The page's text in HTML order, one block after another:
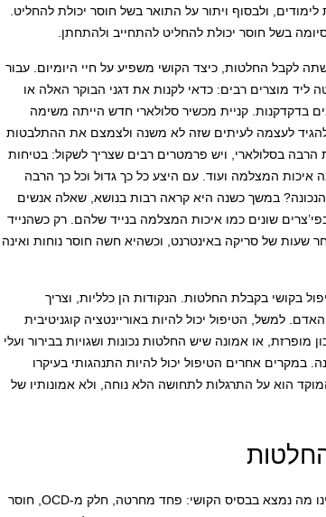
ולבסוף ויתור על התואר בשל חוסר יכולת להחליט.
בשל חוסר יכולת להחליט להתחייב ולהתחתן.
לקבל החלטות, כיצד הקושי משפיע על חיי היומיום. עבור
ליד מוצרים רבים: כדאי לקנות את דגני הבוקר האלה או
בדקדקנות. קניית מכשיר סלולארי חדש הייתה משימה
לעצמה לעיתים שזה לא משנה ולצמצם את ההתלבטות
בסלולארי, ויש פרמטרים רבים שצריך לשקול: בטיחות
המצלמה ועוד. עם היצע כל כך גדול וכל כך הרבה
במשך כשנה היא קראה רבות בנושא, שאלה אנשים
שונים כמו איכות המצלמה בנייד שלהם. רק כשהנייד
של סריקה באינטרנט, וכשהיא חשה חוסר נוחות ואינה
בקושי בקבלת החלטות. הנקודות הן כלליות, וצריך
למשל, הטיפול יכול להיות באוריינטציה קוגניטיבית
או אמונה שיש החלטות נכונות ושגויות בבירור ועלי
במקרים אחרים הטיפול יכול להיות התנהגותי בעיקרו
הוא על התרגלות לתחושה הלא נוחה, ולא אמונותיו של
הבינו מה נמצא בבסיס הקושי: פחד מחרטה, חלק מ-OCD, חוסר